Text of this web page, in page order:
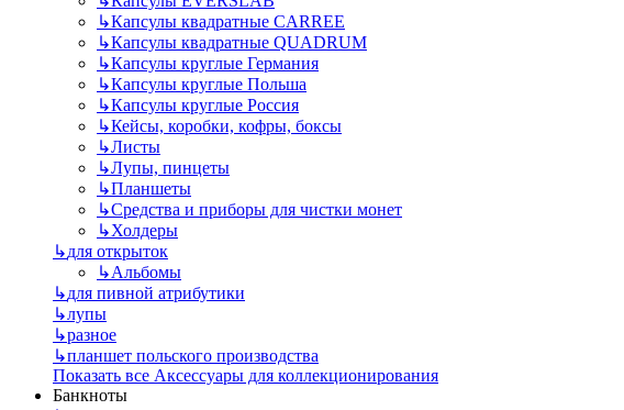
↳Капсулы квадратные CARREE
↳Капсулы квадратные QUADRUM
↳Капсулы круглые Германия
↳Капсулы круглые Польша
↳Капсулы круглые Россия
↳Кейсы, коробки, кофры, боксы
↳Листы
↳Лупы, пинцеты
↳Планшеты
↳Средства и приборы для чистки монет
↳Холдеры
↳для открыток
↳Альбомы
↳для пивной атрибутики
↳лупы
↳разное
↳планшет польского производства
Показать все Аксессуары для коллекционирования
Банкноты